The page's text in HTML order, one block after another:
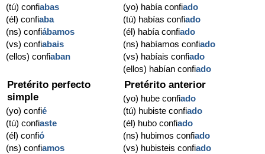
(tú) confiabas
(él) confiaba
(ns) confiábamos
(vs) confiabais
(ellos) confiaban
(yo) había confiado
(tú) habías confiado
(él) había confiado
(ns) habíamos confiado
(vs) habíais confiado
(ellos) habían confiado
Pretérito perfecto
simple
(yo) confié
(tú) confiaste
(él) confió
(ns) confiamos
Pretérito anterior
(yo) hube confiado
(tú) hubiste confiado
(él) hubo confiado
(ns) hubimos confiado
(vs) hubisteis confiado